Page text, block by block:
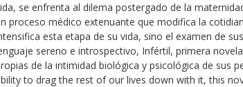
se enfrenta al dilema postergado de la
proceso médico extenuante que modifica la
esta etapa de su vida, sino el examen de
sereno e introspectivo, Infértil, primera
de la intimidad biológica y psicológica de sus
to drag the rest of our lives down with it, this